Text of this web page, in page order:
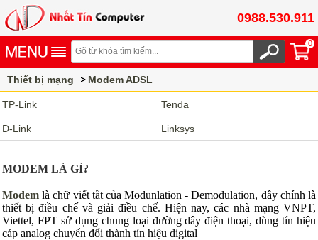
0988.530.911
0
Thiết bị mạng Modem ADSL
TP-Link Tenda
D-Link Linksys
MODEM LÀ GÌ?
Modem là chữ viết tắt của Modunlation - Demodulation, đây chính là
thiết bị điều chế và giải điều chế. Hiện nay, các nhà mạng VNPT,
Viettel, FPT sử dụng chung loại đường dây điện thoại, dùng tín hiệu
cáp analog chuyển đổi thành tín hiệu digital